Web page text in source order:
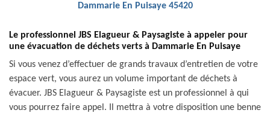
Dammarie En Puisaye 45420
Le professionnel JBS Elagueur & Paysagiste à appeler pour
une évacuation de déchets verts à Dammarie En Puisaye
Si vous venez d’effectuer de grands travaux d’entretien de votre
espace vert, vous aurez un volume important de déchets à
évacuer. JBS Elagueur & Paysagiste est un professionnel à qui
vous pourrez faire appel. Il mettra à votre disposition une benne